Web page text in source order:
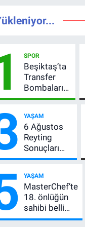
SPOR
Beşiktaş’ta
Transfer
Bombaları
Peş Peşe!
Vlahovic’i
Açıkladı, 5
Yıldız Daha
Listede
YAŞAM
6 Ağustos
Reyting
Sonuçları
Açıklandı!
Değiştirdi:
Muhtemel
Aşk,
MasterChef'i
Geride
YAŞAM
MasterChef’te
18. önlüğün
sahibi belli
oldu! Ana